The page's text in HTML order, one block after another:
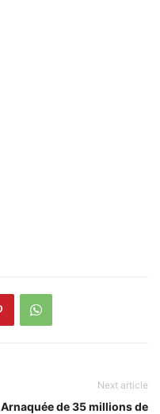
Next article
Arnaquée de 35 millions de